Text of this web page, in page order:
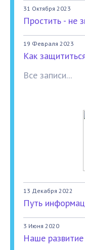
31 Октября 2023
Простить - не
19 Февраля 2023
Как
Все записи...
13 Декабря 2022
Путь
3 Июня 2020
Наше